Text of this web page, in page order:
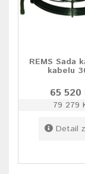
REMS Sada
kabelu
65 520
79 279
Detail